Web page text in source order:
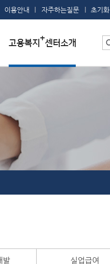
이용안내 자주하는질문 초기화
센터소장 인사말
센터에서 하는 일
부서 및 직원소개
시설안내
찾아오시는 길
발 실업급여